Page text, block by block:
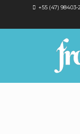
+55 (47) 98403-